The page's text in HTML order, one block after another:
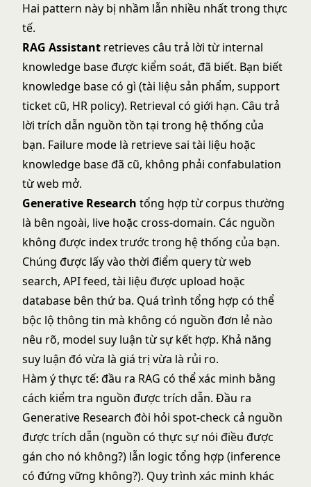
Hai pattern này bị nhầm lẫn nhiều nhất trong thực
tế.
RAG Assistant retrieves câu trả lời từ internal
knowledge base được kiểm soát, đã biết. Bạn biết
knowledge base có gì (tài liệu sản phẩm, support
ticket cũ, HR policy). Retrieval có giới hạn. Câu trả
lời trích dẫn nguồn tồn tại trong hệ thống của
bạn. Failure mode là retrieve sai tài liệu hoặc
knowledge base đã cũ, không phải confabulation
từ web mở.
Generative Research tổng hợp từ corpus thường
là bên ngoài, live hoặc cross-domain. Các nguồn
không được index trước trong hệ thống của bạn.
Chúng được lấy vào thời điểm query từ web
search, API feed, tài liệu được upload hoặc
database bên thứ ba. Quá trình tổng hợp có thể
bộc lộ thông tin mà không có nguồn đơn lẻ nào
nêu rõ, model suy luận từ sự kết hợp. Khả năng
suy luận đó vừa là giá trị vừa là rủi ro.
Hàm ý thực tế: đầu ra RAG có thể xác minh bằng
cách kiểm tra nguồn được trích dẫn. Đầu ra
Generative Research đòi hỏi spot-check cả nguồn
được trích dẫn (nguồn có thực sự nói điều được
gán cho nó không?) lẫn logic tổng hợp (inference
có đứng vững không?). Quy trình xác minh khác